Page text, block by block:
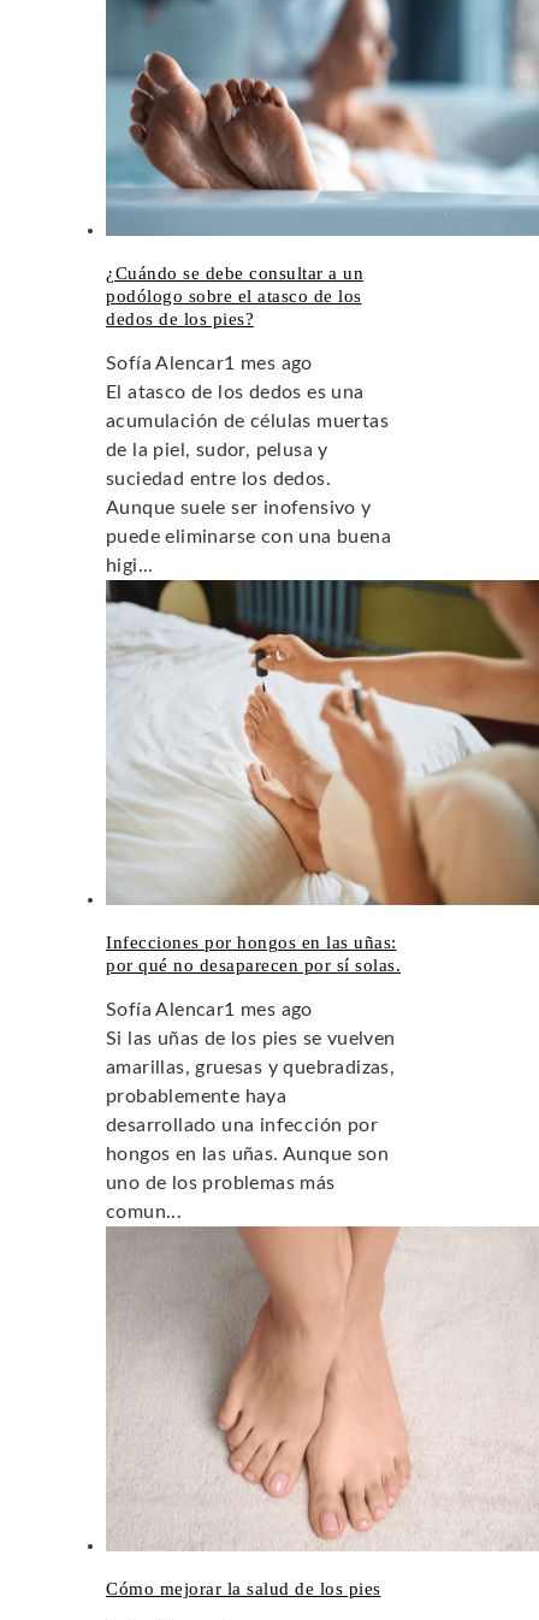
¿Cuándo se debe consultar a un
podólogo sobre el atasco de los
dedos de los pies?
Sofía Alencar1 mes ago
El atasco de los dedos es una
acumulación de células muertas
de la piel, sudor, pelusa y
suciedad entre los dedos.
Aunque suele ser inofensivo y
puede eliminarse con una buena
higi...
Infecciones por hongos en las uñas:
por qué no desaparecen por sí solas.
Sofía Alencar1 mes ago
Si las uñas de los pies se vuelven
amarillas, gruesas y quebradizas,
probablemente haya
desarrollado una infección por
hongos en las uñas. Aunque son
uno de los problemas más
comun...
Cómo mejorar la salud de los pies